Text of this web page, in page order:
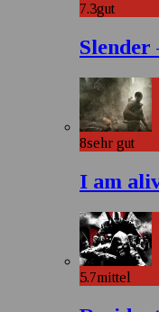
7.3gut
Slender
8sehr gut
I am
5.7mittel